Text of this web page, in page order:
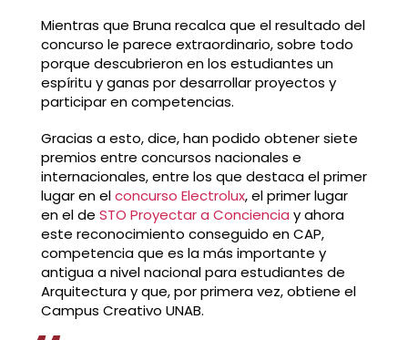
Mientras que Bruna recalca que el resultado del
concurso le parece extraordinario, sobre todo
porque descubrieron en los estudiantes un
espíritu y ganas por desarrollar proyectos y
participar en competencias.
Gracias a esto, dice, han podido obtener siete
premios entre concursos nacionales e
internacionales, entre los que destaca el primer
lugar en elconcurso Electrolux, el primer lugar
en el de STO Proyectar a Conciencia y ahora
este reconocimiento conseguido en CAP,
competencia que es la más importante y
antigua a nivel nacional para estudiantes de
Arquitectura y que, por primera vez, obtiene el
Campus Creativo UNAB.